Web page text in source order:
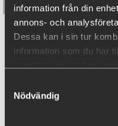
information från din
annons- och
Dessa kan i sin tur
information som du har
Nödvändig